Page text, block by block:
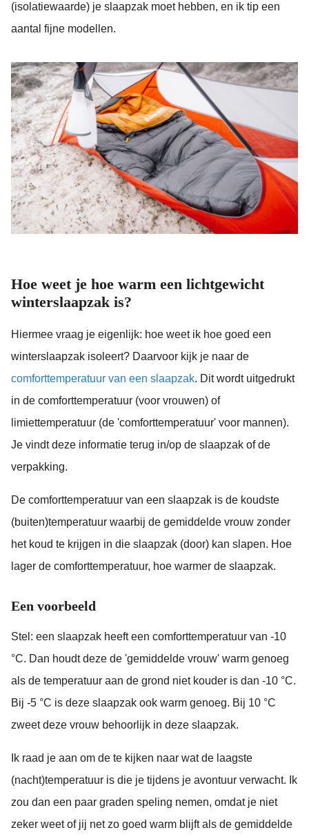
(isolatiewaarde) je slaapzak moet hebben, en ik tip een
aantal fijne modellen.
Hoe weet je hoe warm een lichtgewicht
winterslaapzak is?
Hiermee vraag je eigenlijk: hoe weet ik hoe goed een
winterslaapzak isoleert? Daarvoor kijk je naar de
comforttemperatuur van een slaapzak. Dit wordt uitgedrukt
in de comforttemperatuur (voor vrouwen) of
limiettemperatuur (de 'comforttemperatuur' voor mannen).
Je vindt deze informatie terug in/op de slaapzak of de
verpakking.
De comforttemperatuur van een slaapzak is de koudste
(buiten)temperatuur waarbij de gemiddelde vrouw zonder
het koud te krijgen in die slaapzak (door) kan slapen. Hoe
lager de comforttemperatuur, hoe warmer de slaapzak.
Een voorbeeld
Stel: een slaapzak heeft een comforttemperatuur van -10
°C. Dan houdt deze de 'gemiddelde vrouw' warm genoeg
als de temperatuur aan de grond niet kouder is dan -10 °C.
Bij -5 °C is deze slaapzak ook warm genoeg. Bij 10 °C
zweet deze vrouw behoorlijk in deze slaapzak.
Ik raad je aan om de te kijken naar wat de laagste
(nacht)temperatuur is die je tijdens je avontuur verwacht. Ik
zou dan een paar graden speling nemen, omdat je niet
zeker weet of jij net zo goed warm blijft als de gemiddelde